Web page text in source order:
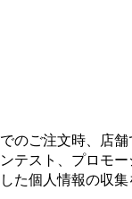
のご注文時、店
テスト、プロモ
た個人情報の収